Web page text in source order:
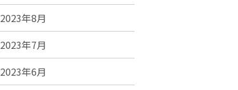
2023年8月
2023年7月
2023年6月